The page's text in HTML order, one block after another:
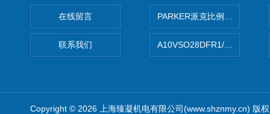
在线留言
联系我们
PARKER派克比例阀 柱塞泵
A10VSO28DFR1/
Copyright © 2026 上海臻凝机电有限公司(www.shznmy.cn) 版